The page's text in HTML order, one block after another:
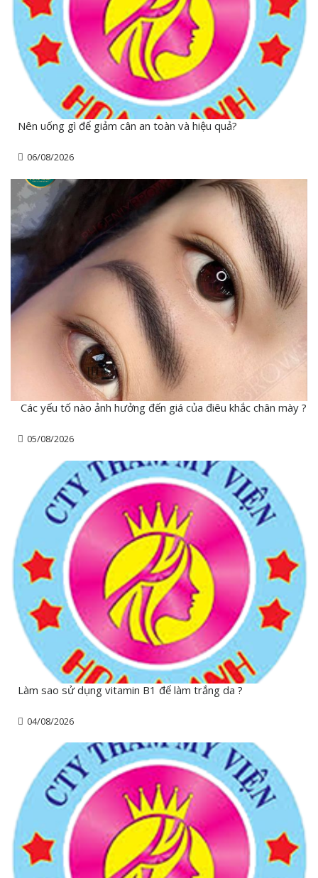
Nên uống gì để giảm cân an toàn và hiệu quả?
06/08/2026
Các yếu tố nào ảnh hưởng đến giá của điêu khắc chân mày ?
05/08/2026
Làm sao sử dụng vitamin B1 để làm trắng da ?
04/08/2026